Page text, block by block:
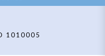
1010005